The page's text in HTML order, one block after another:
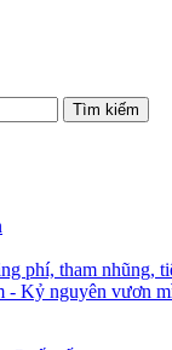
Tìm kiếm
phí, tham nhũng,
- Kỷ nguyên vươn